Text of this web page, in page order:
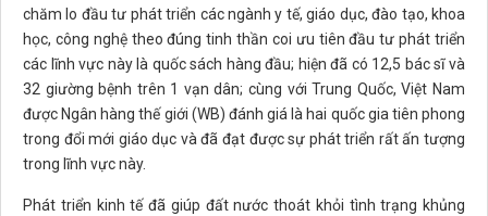
chăm lo đầu tư phát triển các ngành y tế, giáo dục, đào tạo, khoa
học, công nghệ theo đúng tinh thần coi ưu tiên đầu tư phát triển
các lĩnh vực này là quốc sách hàng đầu; hiện đã có 12,5 bác sĩ và
32 giường bệnh trên 1 vạn dân; cùng với Trung Quốc, Việt Nam
được Ngân hàng thế giới (WB) đánh giá là hai quốc gia tiên phong
trong đổi mới giáo dục và đã đạt được sự phát triển rất ấn tượng
trong lĩnh vực này.
Phát triển kinh tế đã giúp đất nước thoát khỏi tình trạng khủng